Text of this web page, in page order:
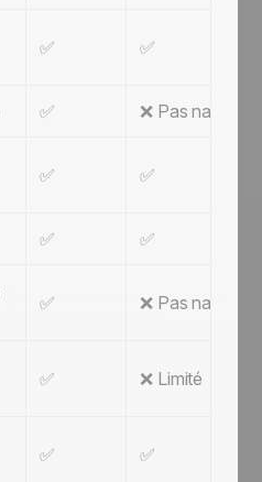
✅ ✅
✅ ❌ Pas natif
✅ ✅
✅ ✅
✅ ❌ Pas natif
✅ ❌ Limité
✅ ✅